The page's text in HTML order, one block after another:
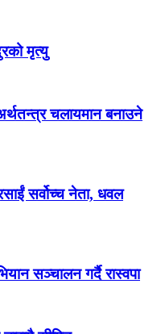
मृत्यु
चलायमान बनाउने
सर्वोच्च नेता, धवल
सञ्चालन गर्दै रास्वपा